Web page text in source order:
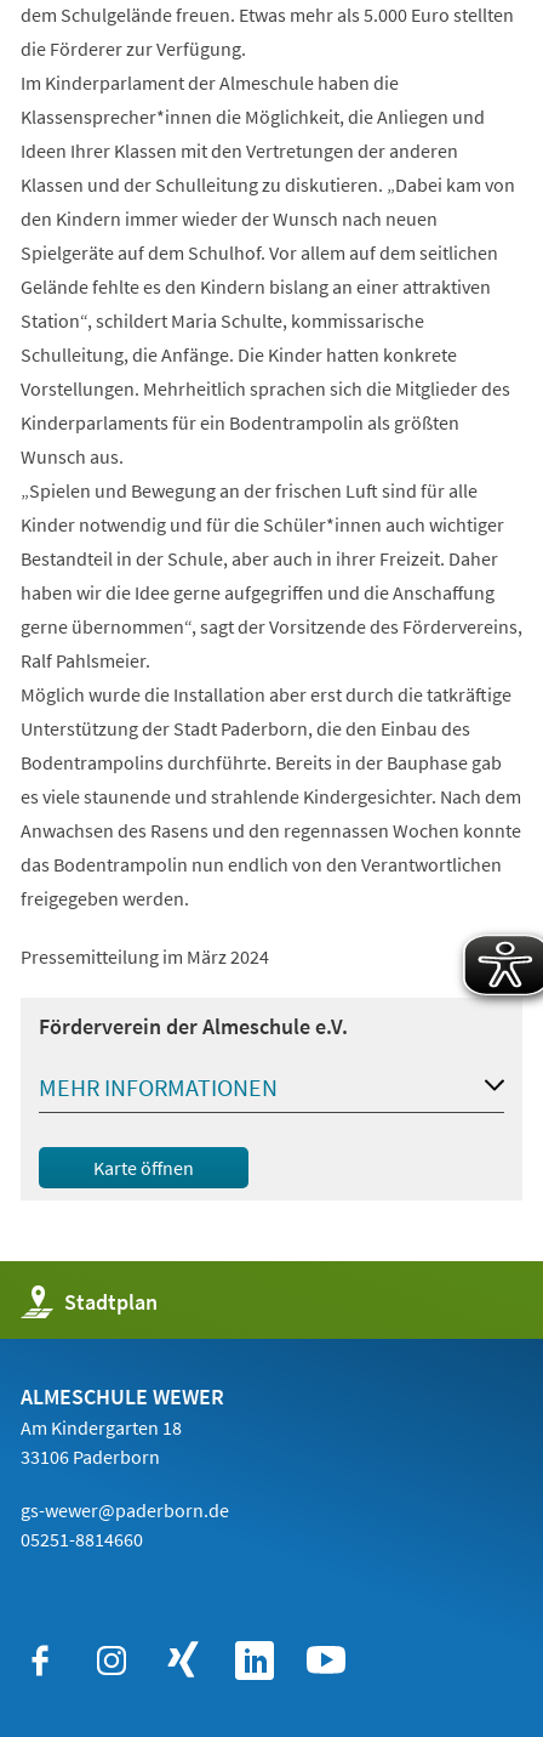
dem Schulgelände freuen. Etwas mehr als 5.000 Euro stellten
die Förderer zur Verfügung.
Im Kinderparlament der Almeschule haben die
Klassensprecher*innen die Möglichkeit, die Anliegen und
Ideen Ihrer Klassen mit den Vertretungen der anderen
Klassen und der Schulleitung zu diskutieren. „Dabei kam von
den Kindern immer wieder der Wunsch nach neuen
Spielgeräte auf dem Schulhof. Vor allem auf dem seitlichen
Gelände fehlte es den Kindern bislang an einer attraktiven
Station“, schildert Maria Schulte, kommissarische
Schulleitung, die Anfänge. Die Kinder hatten konkrete
Vorstellungen. Mehrheitlich sprachen sich die Mitglieder des
Kinderparlaments für ein Bodentrampolin als größten
Wunsch aus.
„Spielen und Bewegung an der frischen Luft sind für alle
Kinder notwendig und für die Schüler*innen auch wichtiger
Bestandteil in der Schule, aber auch in ihrer Freizeit. Daher
haben wir die Idee gerne aufgegriffen und die Anschaffung
gerne übernommen“, sagt der Vorsitzende des Fördervereins,
Ralf Pahlsmeier.
Möglich wurde die Installation aber erst durch die tatkräftige
Unterstützung der Stadt Paderborn, die den Einbau des
Bodentrampolins durchführte. Bereits in der Bauphase gab
es viele staunende und strahlende Kindergesichter. Nach dem
Anwachsen des Rasens und den regennassen Wochen konnte
das Bodentrampolin nun endlich von den Verantwortlichen
freigegeben werden.
Pressemitteilung im März 2024
Förderverein der Almeschule e.V.
MEHR INFORMATIONEN
Karte öffnen
(Öffnet
in
Stadtplan
(Öffnet
in
einem
Tab)
ALMESCHULE WEWER
Am Kindergarten 18
33106 Paderborn
gs-wewer@paderborn.de
05251-8814660